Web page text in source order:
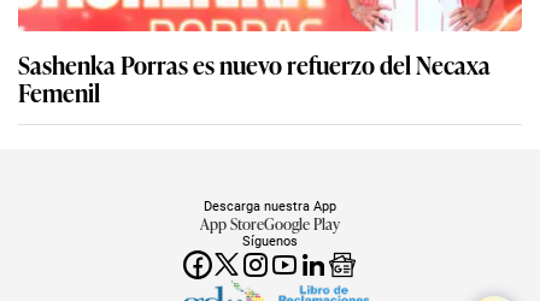
Sashenka Porras es nuevo refuerzo del Necaxa
Femenil
Síguenos
Descarga nuestra App
App StoreGoogle Play